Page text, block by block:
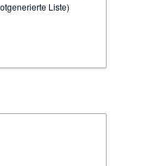
Liste)